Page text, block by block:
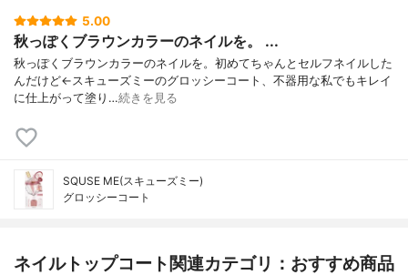
5.00
秋っぽくブラウンカラーのネイルを。 ...
秋っぽくブラウンカラーのネイルを。初めてちゃんとセルフネイルした
んだけど←スキューズミーのグロッシーコート、不器用な私でもキレイ
に仕上がって塗り…続きを見る
SQUSE ME(スキューズミー)
グロッシーコート
ネイルトップコート関連カテゴリ：おすすめ商品